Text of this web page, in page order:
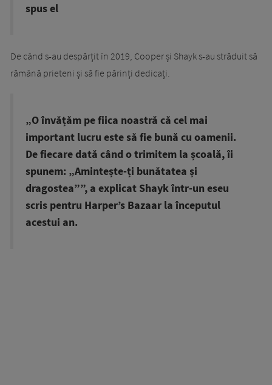
spus el
De când s-au despărțit în 2019, Cooper și Shayk s-au străduit să
rămână prieteni și să fie părinți dedicați.
„O învățăm pe fiica noastră că cel mai
important lucru este să fie bună cu oamenii.
De fiecare dată când o trimitem la școală, îi
spunem: „Amintește-ți bunătatea și
dragostea””, a explicat Shayk într-un eseu
scris pentru Harper’s Bazaar la începutul
acestui an.